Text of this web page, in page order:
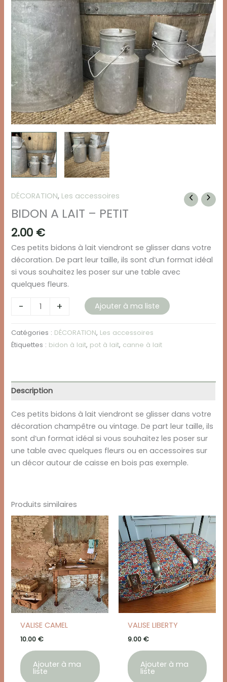
DÉCORATION, Les accessoires
BIDON A LAIT – PETIT
2.00 €
Ces petits bidons à lait viendront se glisser dans votre
décoration. De part leur taille, ils sont d’un format idéal
si vous souhaitez les poser sur une table avec
quelques fleurs.
-
quantité
BIDON
A
LAIT
+ Ajouter à ma liste
Catégories : DÉCORATION, Les accessoires
Étiquettes : bidon à lait, pot à lait, canne à lait
Description
Ces petits bidons à lait viendront se glisser dans votre
décoration champêtre ou vintage. De part leur taille, ils
sont d’un format idéal si vous souhaitez les poser sur
une table avec quelques fleurs ou en accessoires sur
un décor autour de caisse en bois pas exemple.
Produits similaires
VALISE CAMEL
10.00 €
Ajouter à ma
liste
VALISE LIBERTY
9.00 €
Ajouter à ma
liste